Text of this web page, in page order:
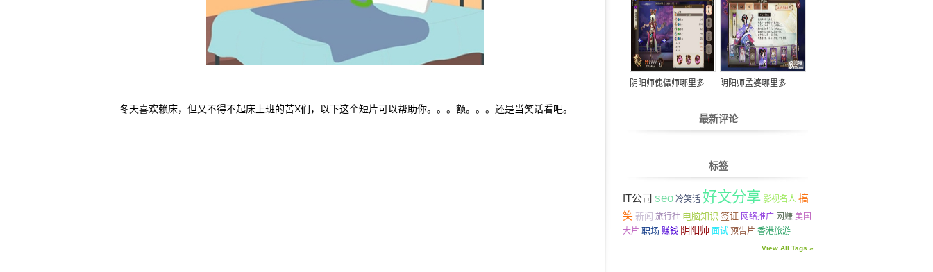
冬天喜欢赖床，但又不得不起床上班的苦X们，以下这个短片可以帮助你。。。额。。。还是当笑话看吧。
阴阳师傀儡师哪里多 阴阳师孟婆哪里多
最新评论
标签
IT公司 seo 冷笑话 好文分享 影视名人 搞
笑 新闻 旅行社 电脑知识 签证 网络推广 网赚 美国
大片 职场 赚钱 阴阳师 面试 预告片 香港旅游
View All Tags »